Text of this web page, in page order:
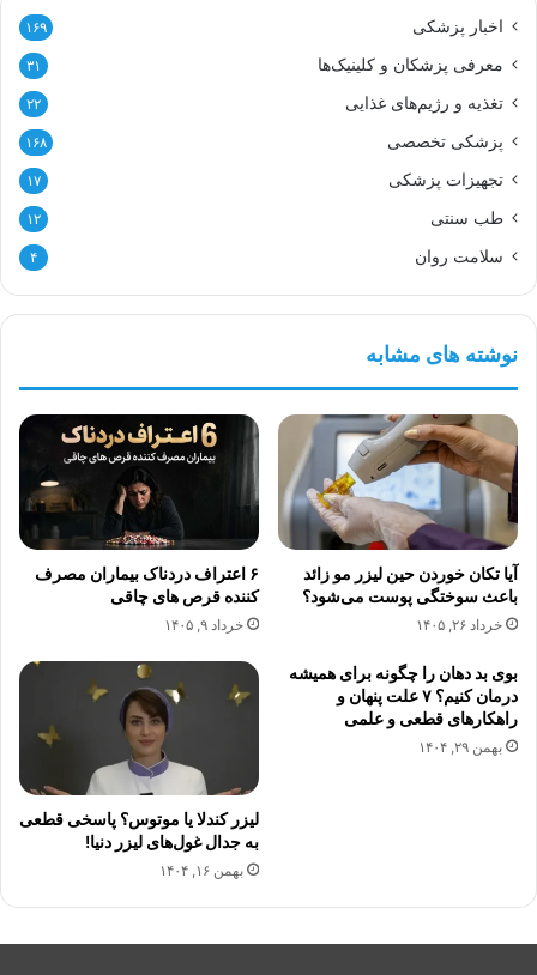
اخبار پزشکی ۱۶۹
معرفی پزشکان و کلینیک‌ها ۳۱
تغذیه و رژیم‌های غذایی ۲۲
پزشکی تخصصی ۱۶۸
تجهیزات پزشکی ۱۷
طب سنتی ۱۲
سلامت روان ۴
نوشته های مشابه
آیا تکان خوردن حین لیزر مو زائد
باعث سوختگی پوست می‌شود؟
خرداد ۲۶, ۱۴۰۵
۶ اعتراف دردناک بیماران مصرف
کننده قرص های چاقی
خرداد ۹, ۱۴۰۵
بوی بد دهان را چگونه برای همیشه
درمان کنیم؟ ۷ علت پنهان و
راهکارهای قطعی و علمی
بهمن ۲۹, ۱۴۰۴
لیزر کندلا یا موتوس؟ پاسخی قطعی
به جدال غول‌های لیزر دنیا!
بهمن ۱۶, ۱۴۰۴